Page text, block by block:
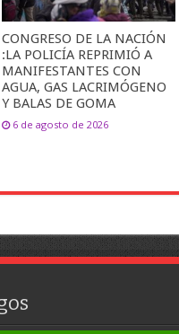
CONGRESO DE LA NACIÓN
:LA POLICÍA REPRIMIÓ A
MANIFESTANTES CON
AGUA, GAS LACRIMÓGENO
Y BALAS DE GOMA
6 de agosto de 2026